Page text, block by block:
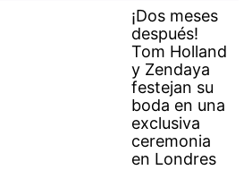
¡Dos meses
después!
Tom Holland
y Zendaya
festejan su
boda en una
exclusiva
ceremonia
en Londres